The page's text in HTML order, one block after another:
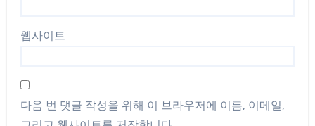
웹사이트
다음 번 댓글 작성을 위해 이 브라우저에 이름, 이메일,